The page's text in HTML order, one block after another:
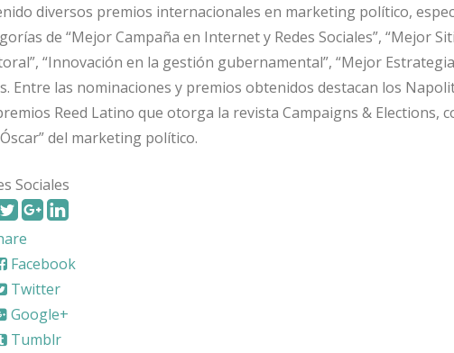
diversos premios internacionales en marketing político,
de “Mejor Campaña en Internet y Redes Sociales”, “Mejor
“Innovación en la gestión gubernamental”, “Mejor
Entre las nominaciones y premios obtenidos destacan los
Reed Latino que otorga la revista Campaigns & Elections,
del marketing político.
Sociales
Facebook
Twitter
Google+
Tumblr